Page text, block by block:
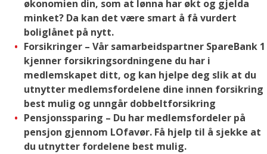
økonomien din, som at lønna har økt og gjelda
minket? Da kan det være smart å få vurdert
boliglånet på nytt.
Forsikringer – Vår samarbeidspartner SpareBank 1
kjenner forsikringsordningene du har i
medlemskapet ditt, og kan hjelpe deg slik at du
utnytter medlemsfordelene dine innen forsikring
best mulig og unngår dobbeltforsikring
Pensjonssparing – Du har medlemsfordeler på
pensjon gjennom LOfavør. Få hjelp til å sjekke at
du utnytter fordelene best mulig.